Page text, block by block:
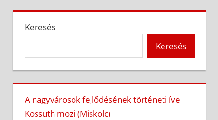
Keresés
Keresés
A nagyvárosok fejlődésének történeti íve
Kossuth mozi (Miskolc)